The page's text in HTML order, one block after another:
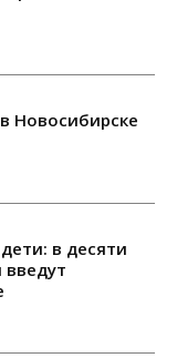
Новосибирске
в десяти